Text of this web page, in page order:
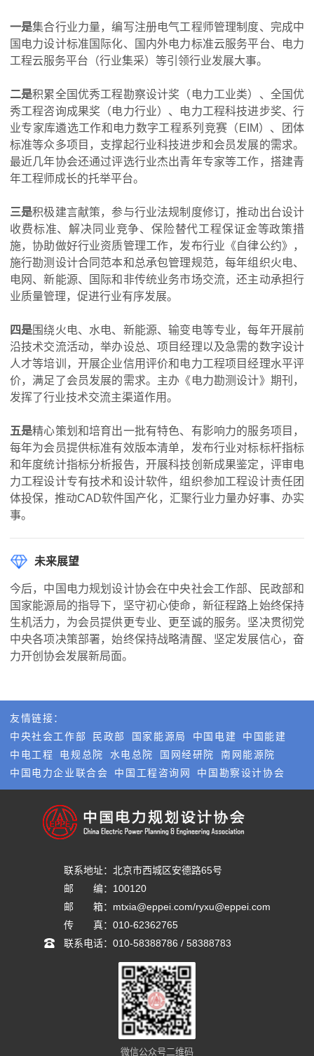
一是集合行业力量，编写注册电气工程师管理制度、完成中
国电力设计标准国际化、国内外电力标准云服务平台、电力
工程云服务平台（行业集采）等引领行业发展大事。
二是积累全国优秀工程勘察设计奖（电力工业类）、全国优
秀工程咨询成果奖（电力行业）、电力工程科技进步奖、行
业专家库遴选工作和电力数字工程系列竞赛（EIM）、团体
标准等众多项目，支撑起行业科技进步和会员发展的需求。
最近几年协会还通过评选行业杰出青年专家等工作，搭建青
年工程师成长的托举平台。
三是积极建言献策，参与行业法规制度修订，推动出台设计
收费标准、解决同业竞争、保险替代工程保证金等政策措
施，协助做好行业资质管理工作，发布行业《自律公约》，
施行勘测设计合同范本和总承包管理规范，每年组织火电、
电网、新能源、国际和非传统业务市场交流，还主动承担行
业质量管理，促进行业有序发展。
四是围绕火电、水电、新能源、输变电等专业，每年开展前
沿技术交流活动，举办设总、项目经理以及急需的数字设计
人才等培训，开展企业信用评价和电力工程项目经理水平评
价，满足了会员发展的需求。主办《电力勘测设计》期刊，
发挥了行业技术交流主渠道作用。
五是精心策划和培育出一批有特色、有影响力的服务项目，
每年为会员提供标准有效版本清单，发布行业对标标杆指标
和年度统计指标分析报告，开展科技创新成果鉴定，评审电
力工程设计专有技术和设计软件，组织参加工程设计责任团
体投保，推动CAD软件国产化，汇聚行业力量办好事、办实
事。
未来展望
今后，中国电力规划设计协会在中央社会工作部、民政部和
国家能源局的指导下，坚守初心使命，新征程路上始终保持
生机活力，为会员提供更专业、更至诚的服务。坚决贯彻党
中央各项决策部署，始终保持战略清醒、坚定发展信心，奋
力开创协会发展新局面。
友情链接：
中央社会工作部
民政部 国家能源局 中国电建
中国能建
中电工程
电规总院 水电总院 国网经研院
南网能源院
中国电力企业联合会
中国工程咨询网 中国勘察设计协会
联系地址： 北京市西城区安德路65号
邮       编： 100120
邮       箱： mtxia@eppei.com/ryxu@eppei.com
传       真： 010-62362765
联系电话： 010-58388786 / 58388783
微信公众号二维码